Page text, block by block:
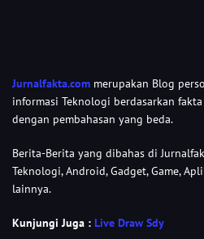
Jurnalfakta.com merupakan Blog
informasi Teknologi berdasarkan
dengan pembahasan yang beda.
Berita-Berita yang dibahas di
Teknologi, Android, Gadget, Game,
lainnya.
Kunjungi Juga : Live Draw Sdy